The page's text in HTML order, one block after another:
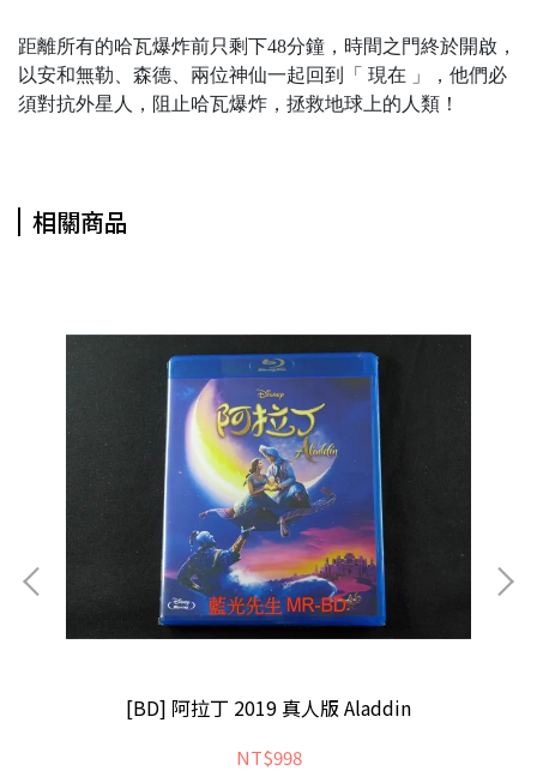
距離所有的哈瓦爆炸前只剩下48分鐘，時間之門終於開啟，
以安和無勒、森德、兩位神仙一起回到「 現在 」，他們必
須對抗外星人，阻止哈瓦爆炸，拯救地球上的人類！
相關商品
[BD] 阿拉丁 2019 真人版 Aladdin
NT$998